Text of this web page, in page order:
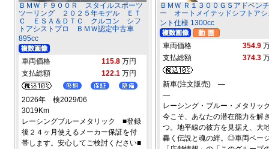
ＢＭＷ Ｆ９００Ｒ スタイルスポーツ
ツーリング ２０２５年モデル ＥＴ
Ｃ ＥＳＡ＆ＤＴＣ クルコン シフ
トアシストプロ ＢＭＷ認定中古車
895cc
車両価格 115.8 万円
支払総額
122.1 万円
2026年 検2029/06
3019Km
レーシングブルーメタリック ■登録
後２４ヶ月使えるメーカー保証を付
帯します。安心してご検討ください■
ＢＭＷ Ｒ１３００ＧＳアドベン
ー オートメイテッドシフトアシ
ント仕様 1300cc
車両価格 354.9
支払総額
374.3
新車(注文販売) ―
―
レーシング・ブルー・メタリ
今こそ、あなたの潜在能力を解
つ。地平線の彼方を見据え、大
轟く伝説と魂の絆。◎車両ペー